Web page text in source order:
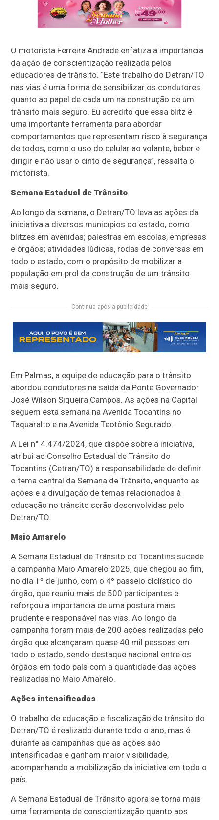
O motorista Ferreira Andrade enfatiza a importância
da ação de conscientização realizada pelos
educadores de trânsito. “Este trabalho do Detran/TO
nas vias é uma forma de sensibilizar os condutores
quanto ao papel de cada um na construção de um
trânsito mais seguro. Eu acredito que essa blitz é
uma importante ferramenta para abordar
comportamentos que representam risco à segurança
de todos, como o uso do celular ao volante, beber e
dirigir e não usar o cinto de segurança”, ressalta o
motorista.
Semana Estadual de Trânsito
Ao longo da semana, o Detran/TO leva as ações da
iniciativa a diversos municípios do estado, como
blitzes em avenidas; palestras em escolas, empresas
e órgãos; atividades lúdicas, rodas de conversas em
todo o estado; com o propósito de mobilizar a
população em prol da construção de um trânsito
mais seguro.
Continua após a publicidade
Em Palmas, a equipe de educação para o trânsito
abordou condutores na saída da Ponte Governador
José Wilson Siqueira Campos. As ações na Capital
seguem esta semana na Avenida Tocantins no
Taquaralto e na Avenida Teotônio Segurado.
A Lei n° 4.474/2024, que dispõe sobre a iniciativa,
atribui ao Conselho Estadual de Trânsito do
Tocantins (Cetran/TO) a responsabilidade de definir
o tema central da Semana de Trânsito, enquanto as
ações e a divulgação de temas relacionados à
educação no trânsito serão desenvolvidas pelo
Detran/TO.
Maio Amarelo
A Semana Estadual de Trânsito do Tocantins sucede
a campanha Maio Amarelo 2025, que chegou ao fim,
no dia 1º de junho, com o 4º passeio ciclístico do
órgão, que reuniu mais de 500 participantes e
reforçou a importância de uma postura mais
prudente e responsável nas vias. Ao longo da
campanha foram mais de 200 ações realizadas pelo
órgão que alcançaram quase 40 mil pessoas em
todo o estado, sendo destaque nacional entre os
órgãos em todo país com a quantidade das ações
realizadas no Maio Amarelo.
Ações intensificadas
O trabalho de educação e fiscalização de trânsito do
Detran/TO é realizado durante todo o ano, mas é
durante as campanhas que as ações são
intensificadas e ganham maior visibilidade,
acompanhando a mobilização da iniciativa em todo o
país.
A Semana Estadual de Trânsito agora se torna mais
uma ferramenta de conscientização quanto aos